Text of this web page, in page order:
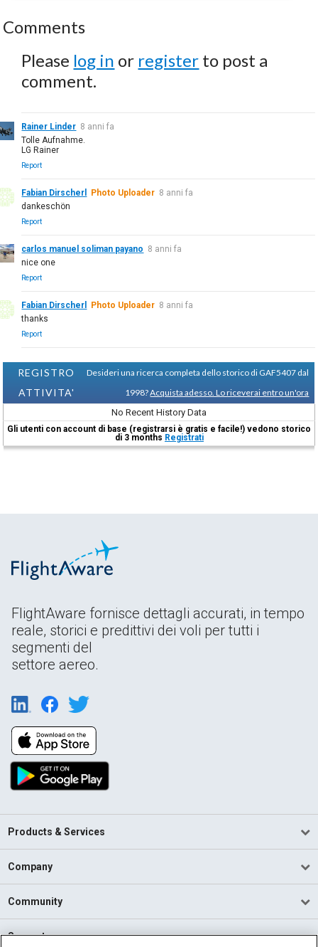
Comments
Please log in or register to post a
comment.
Rainer Linder 8 anni fa
Tolle Aufnahme.
LG Rainer
Report
Fabian Dirscherl Photo Uploader 8 anni fa
dankeschön
Report
carlos manuel soliman payano 8 anni fa
nice one
Report
Fabian Dirscherl Photo Uploader 8 anni fa
thanks
Report
REGISTRO
ATTIVITA'
Desideri una ricerca completa dello storico di GAF5407 dal
1998?Acquista adesso. Lo riceverai entro un'ora
No Recent History Data
Gli utenti con account di base (registrarsi è gratis e facile!) vedono storico
di 3 months Registrati
FlightAware fornisce dettagli accurati, in tempo
reale, storici e predittivi dei voli per tutti i
segmenti del
settore aereo.
Products & Services
Company
Community
Support